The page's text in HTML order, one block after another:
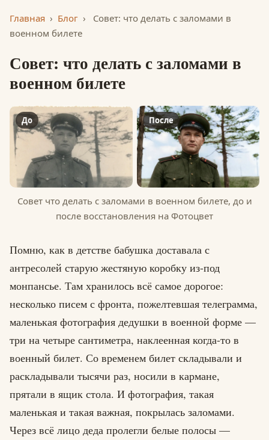
Главная › Блог ›
Совет: что делать с заломами в
военном билете
Совет: что делать с заломами в
военном билете
До После
Совет что делать с заломами в военном билете, до и
после восстановления на Фотоцвет
Помню, как в детстве бабушка доставала с
антресолей старую жестяную коробку из-под
монпансье. Там хранилось всё самое дорогое:
несколько писем с фронта, пожелтевшая телеграмма,
маленькая фотография дедушки в военной форме —
три на четыре сантиметра, наклеенная когда-то в
военный билет. Со временем билет складывали и
раскладывали тысячи раз, носили в кармане,
прятали в ящик стола. И фотография, такая
маленькая и такая важная, покрылась заломами.
Через всё лицо деда пролегли белые полосы —